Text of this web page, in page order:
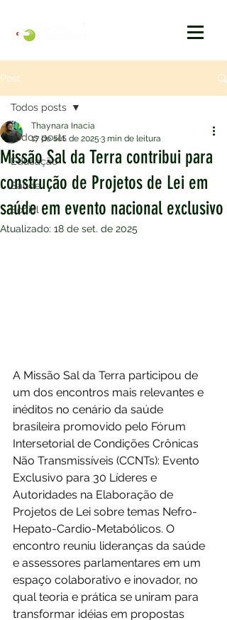
Post
Todos posts
Educação
Saúde
Social
Todos posts
Missão Sal da Terra contribui para
construção de Projetos de Lei em
saúde em evento nacional exclusivo
Thaynara Inacia
17 de set. de 2025 3 min de leitura
Atualizado: 18 de set. de 2025
A Missão Sal da Terra participou de
um dos encontros mais relevantes e
inéditos no cenário da saúde
brasileira promovido pelo Fórum
Intersetorial de Condições Crônicas
Não Transmissíveis (CCNTs): Evento
Exclusivo para 30 Líderes e
Autoridades na Elaboração de
Projetos de Lei sobre temas Nefro-
Hepato-Cardio-Metabólicos. O
encontro reuniu lideranças da saúde
e assessores parlamentares em um
espaço colaborativo e inovador, no
qual teoria e prática se uniram para
transformar idéias em propostas